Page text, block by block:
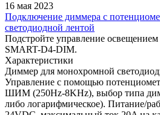
16 мая 2023
Подключение диммера с
светодиодной лентой
Подстройте управление
SMART-D4-DIM.
Характеристики
Диммер для монохромной
Управление с помощью
ШИМ (250Hz-8KHz), выбор типа
либо логарифмическое). Питание/